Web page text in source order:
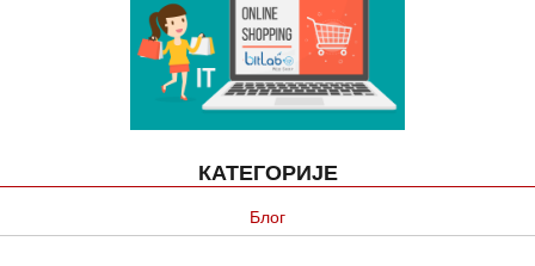
КАТЕГОРИЈЕ
Блог